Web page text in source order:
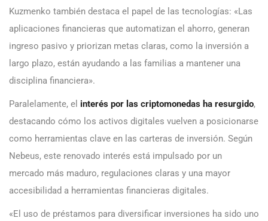
Kuzmenko también destaca el papel de las tecnologías: «Las
aplicaciones financieras que automatizan el ahorro, generan
ingreso pasivo y priorizan metas claras, como la inversión a
largo plazo, están ayudando a las familias a mantener una
disciplina financiera».
Paralelamente, el interés por las criptomonedas ha resurgido,
destacando cómo los activos digitales vuelven a posicionarse
como herramientas clave en las carteras de inversión. Según
Nebeus, este renovado interés está impulsado por un
mercado más maduro, regulaciones claras y una mayor
accesibilidad a herramientas financieras digitales.
«El uso de préstamos para diversificar inversiones ha sido uno